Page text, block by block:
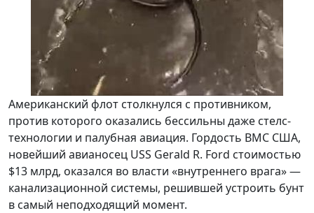
Американский флот столкнулся с противником,
против которого оказались бессильны даже стелс-
технологии и палубная авиация. Гордость ВМС США,
новейший авианосец USS Gerald R. Ford стоимостью
$13 млрд, оказался во власти «внутреннего врага» —
канализационной системы, решившей устроить бунт
в самый неподходящий момент.